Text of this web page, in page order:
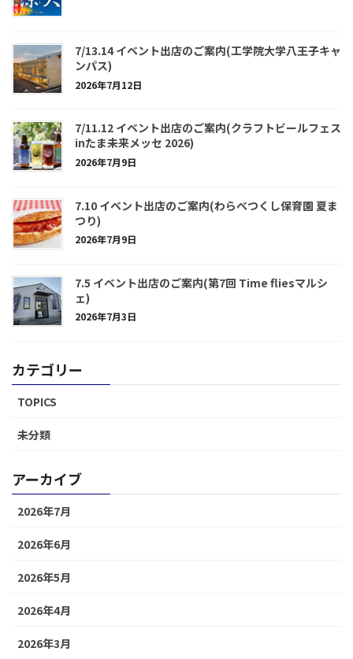
7/13.14 イベント出店のご案内(工学院大学八王子キャ
ンパス)
2026年7月12日
7/11.12 イベント出店のご案内(クラフトビールフェス
inたま未来メッセ 2026)
2026年7月9日
7.10 イベント出店のご案内(わらべつくし保育園 夏ま
つり)
2026年7月9日
7.5 イベント出店のご案内(第7回 Time fliesマルシ
ェ)
2026年7月3日
カテゴリー
TOPICS
未分類
アーカイブ
2026年7月
2026年6月
2026年5月
2026年4月
2026年3月